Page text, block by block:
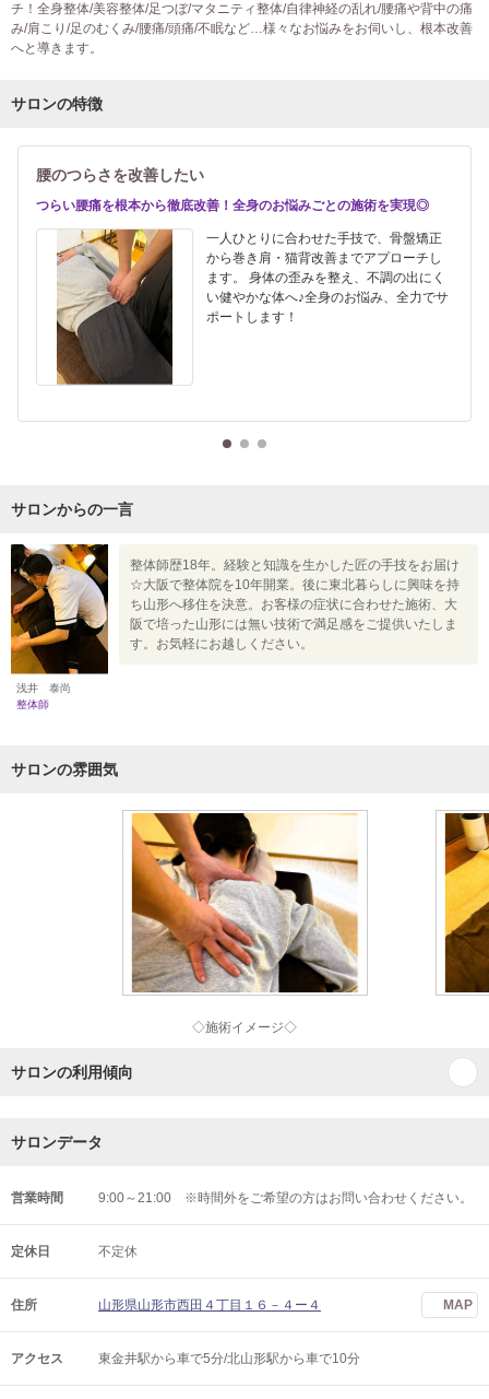
チ！全身整体/美容整体/足つぼ/マタニティ整体/自律神経の乱れ/腰痛や背中の痛
み/肩こり/足のむくみ/腰痛/頭痛/不眠など…様々なお悩みをお伺いし、根本改善
へと導きます。
サロンの特徴
腰のつらさを改善したい
つらい腰痛を根本から徹底改善！全身のお悩みごとの施術を実現◎
一人ひとりに合わせた手技で、骨盤矯正
から巻き肩・猫背改善までアプローチし
ます。 身体の歪みを整え、不調の出にく
い健やかな体へ♪全身のお悩み、全力でサ
ポートします！
サロンからの一言
浅井 泰尚
整体師
整体師歴18年。経験と知識を生かした匠の手技をお届け
☆大阪で整体院を10年開業。後に東北暮らしに興味を持
ち山形へ移住を決意。お客様の症状に合わせた施術、大
阪で培った山形には無い技術で満足感をご提供いたしま
す。お気軽にお越しください。
サロンの雰囲気
◇施術イメージ◇
サロンの利用傾向
サロンデータ
営業時間 9:00～21:00 ※時間外をご希望の方はお問い合わせください。
定休日 不定休
住所 山形県山形市西田４丁目１６－４ー４ MAP
アクセス 東金井駅から車で5分/北山形駅から車で10分